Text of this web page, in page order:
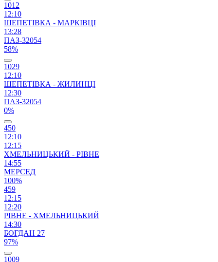
1012
12:10
ШЕПЕТІВКА - МАРКІВЦІ
13:28
ПАЗ-32054
58%
1029
12:10
ШЕПЕТІВКА - ЖИЛИНЦІ
12:30
ПАЗ-32054
0%
450
12:10
12:15
ХМЕЛЬНИЦЬКИЙ - РІВНЕ
14:55
МЕРСЕД
100%
459
12:15
12:20
РІВНЕ - ХМЕЛЬНИЦЬКИЙ
14:30
БОГДАН 27
97%
1009